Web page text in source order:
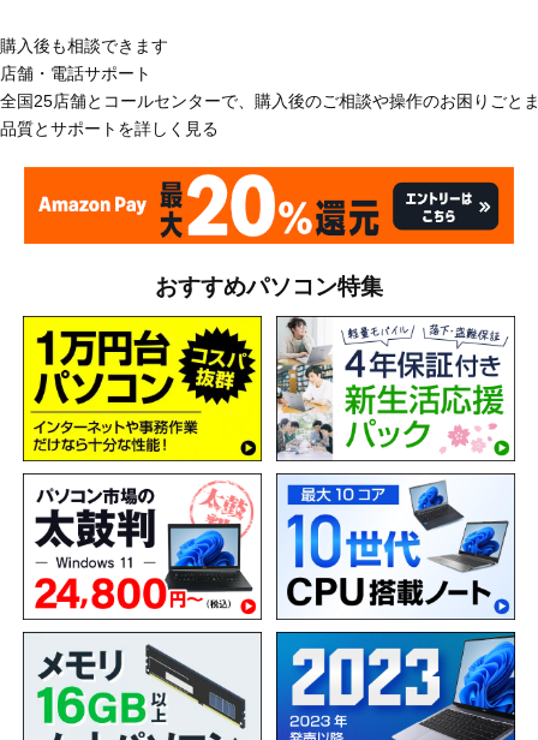
購入後も相談できます
店舗・電話サポート
全国25店舗とコールセンターで、購入後のご相談や操作のお困りごと
品質とサポートを詳しく見る
おすすめパソコン特集